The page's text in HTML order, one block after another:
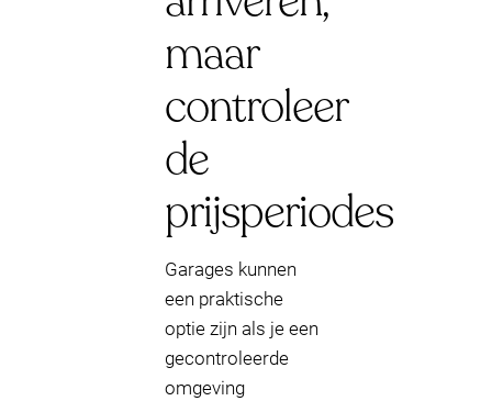
maar
controleer
de
prijsperiodes
Garages kunnen
een praktische
optie zijn als je een
gecontroleerde
omgeving